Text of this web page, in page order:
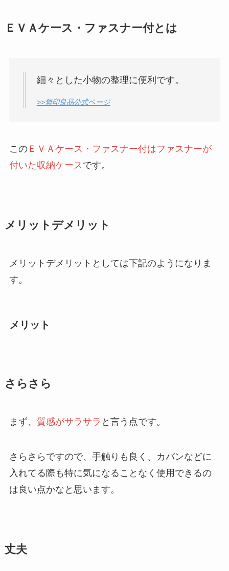
ＥＶＡケース・ファスナー付とは
細々とした小物の整理に便利です。
>>無印良品公式ページ
このＥＶＡケース・ファスナー付はファスナーが
付いた収納ケースです。
メリットデメリット
メリットデメリットとしては下記のようになりま
す。
メリット
さらさら
まず、 質感がサラサラ と言う点です。
さらさらですので、手触りも良く、カバンなどに
入れてる際も特に気になることなく使用できるの
は良い点かなと思います。
丈夫